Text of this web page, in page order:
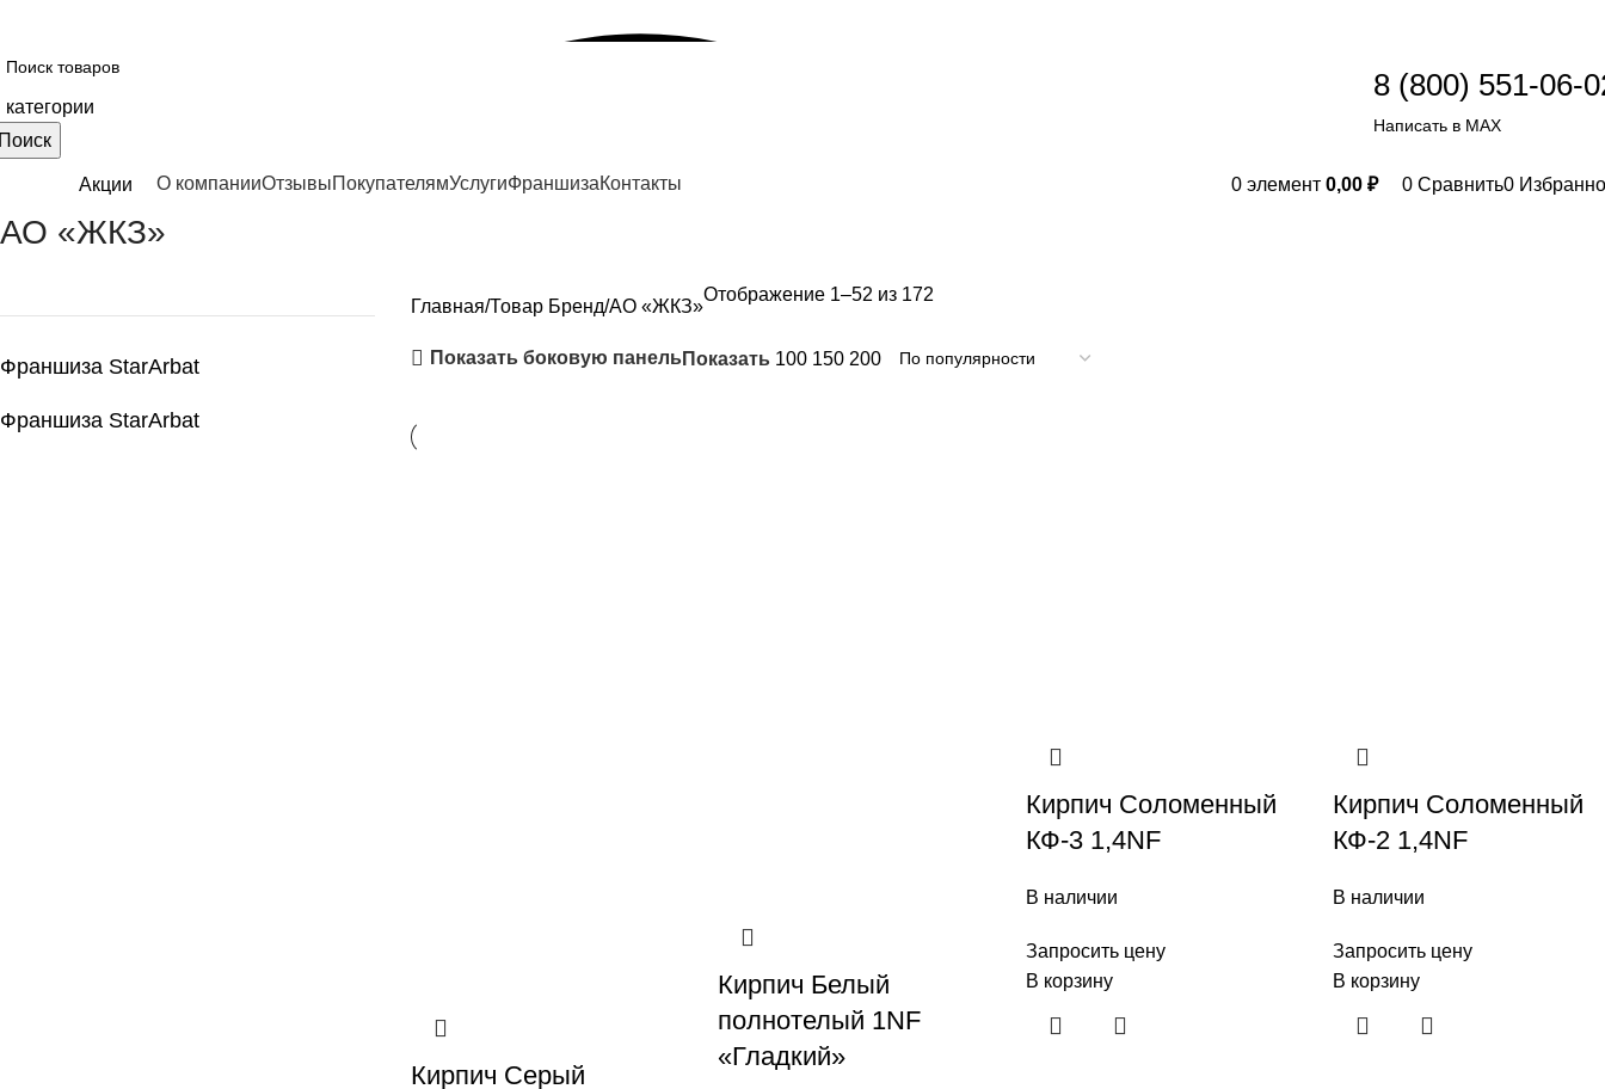
8 (800) 551-06-
Написать в МАХ
Акции О компанииОтзывыПокупателямУслугиФраншизаКонтакты 0 элемент 0,00 ₽ 0 Сравнить0
АО «ЖКЗ»
Франшиза StarArbat
Франшиза StarArbat
Главная Товар Бренд АО «ЖКЗ»
Отображение 1–52 из 172
Показать боковую панельПоказать 100 150 200
Кирпич Серый
Кирпич Белый
полнотелый 1NF
«Гладкий»
Кирпич Соломенный
КФ-3 1,4NF
В наличии
Запросить цену
В корзину
Кирпич Соломенный
КФ-2 1,4NF
В наличии
Запросить цену
В корзину